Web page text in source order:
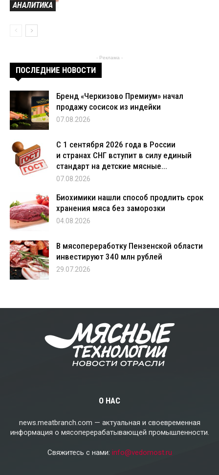
АНАЛИТИКА
- Реклама -
ПОСЛЕДНИЕ НОВОСТИ
Бренд «Черкизово Премиум» начал
продажу сосисок из индейки
07.08.2026
С 1 сентября 2026 года в России
и странах СНГ вступит в силу единый
стандарт на детские мясные...
07.08.2026
Биохимики нашли способ продлить срок
хранения мяса без заморозки
04.08.2026
В мясопереработку Пензенской области
инвестируют 340 млн рублей
29.07.2026
О НАС
news.meatbranch.com — актуальная и своевременная
информация о мясоперерабатывающей промышленности.
Свяжитесь с нами: info@vedomost.ru